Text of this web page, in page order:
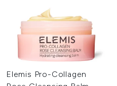
Elemis Pro-Collagen